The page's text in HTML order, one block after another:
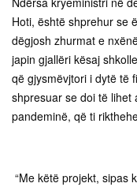
Hoti, është shprehur se
dëgjosh zhurmat e
japin gjallëri kësaj
që gjysmëvjtori i dytë të
shpresuar se doi të
pandeminë, që ti
“Me këtë projekt, sipas